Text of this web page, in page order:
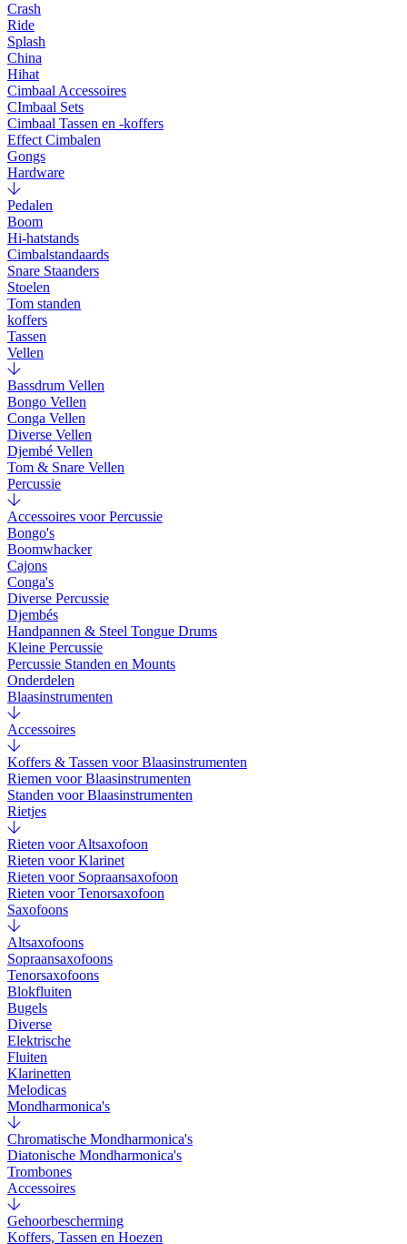
Crash
Ride
Splash
China
Hihat
Cimbaal Accessoires
CImbaal Sets
Cimbaal Tassen en -koffers
Effect Cimbalen
Gongs
Hardware
Pedalen
Boom
Hi-hatstands
Cimbalstandaards
Snare Staanders
Stoelen
Tom standen
koffers
Tassen
Vellen
Bassdrum Vellen
Bongo Vellen
Conga Vellen
Diverse Vellen
Djembé Vellen
Tom & Snare Vellen
Percussie
Accessoires voor Percussie
Bongo's
Boomwhacker
Cajons
Conga's
Diverse Percussie
Djembés
Handpannen & Steel Tongue Drums
Kleine Percussie
Percussie Standen en Mounts
Onderdelen
Blaasinstrumenten
Accessoires
Koffers & Tassen voor Blaasinstrumenten
Riemen voor Blaasinstrumenten
Standen voor Blaasinstrumenten
Rietjes
Rieten voor Altsaxofoon
Rieten voor Klarinet
Rieten voor Sopraansaxofoon
Rieten voor Tenorsaxofoon
Saxofoons
Altsaxofoons
Sopraansaxofoons
Tenorsaxofoons
Blokfluiten
Bugels
Diverse
Elektrische
Fluiten
Klarinetten
Melodicas
Mondharmonica's
Chromatische Mondharmonica's
Diatonische Mondharmonica's
Trombones
Accessoires
Gehoorbescherming
Koffers, Tassen en Hoezen